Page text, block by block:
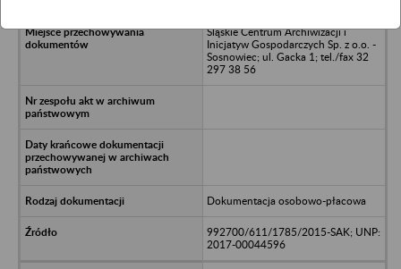
Śląskie Centrum Archiwizacji i
Inicjatyw Gospodarczych Sp. z o.o. -
Sosnowiec; ul. Gacka 1; tel./fax 32
297 38 56
Dokumentacja osobowo-płacowa
992700/611/1785/2015-SAK; UNP:
2017-00044596